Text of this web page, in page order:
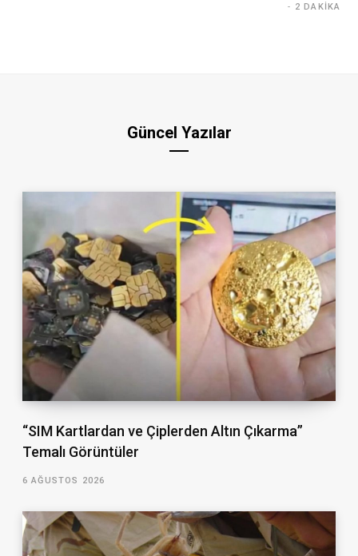
2 DAKIKA
Güncel Yazılar
“SIM Kartlardan ve Çiplerden Altın Çıkarma”
Temalı Görüntüler
6 AĞUSTOS 2026